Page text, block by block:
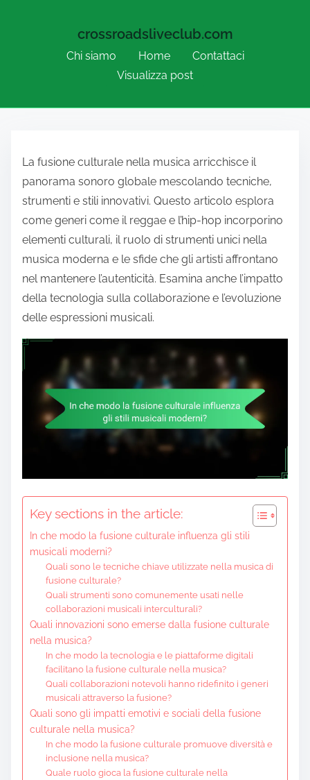
crossroadsliveclub.com
Chi siamo Home
Contattaci
Visualizza post
La fusione culturale nella musica arricchisce il
panorama sonoro globale mescolando tecniche,
strumenti e stili innovativi. Questo articolo esplora
come generi come il reggae e l’hip-hop incorporino
elementi culturali, il ruolo di strumenti unici nella
musica moderna e le sfide che gli artisti affrontano
nel mantenere l’autenticità. Esamina anche l’impatto
della tecnologia sulla collaborazione e l’evoluzione
delle espressioni musicali.
Key sections in the article:
In che modo la fusione culturale influenza gli stili
musicali moderni?
Quali sono le tecniche chiave utilizzate nella musica di
fusione culturale?
Quali strumenti sono comunemente usati nelle
collaborazioni musicali interculturali?
Quali innovazioni sono emerse dalla fusione culturale
nella musica?
In che modo la tecnologia e le piattaforme digitali
facilitano la fusione culturale nella musica?
Quali collaborazioni notevoli hanno ridefinito i generi
musicali attraverso la fusione?
Quali sono gli impatti emotivi e sociali della fusione
culturale nella musica?
In che modo la fusione culturale promuove diversità e
inclusione nella musica?
Quale ruolo gioca la fusione culturale nella